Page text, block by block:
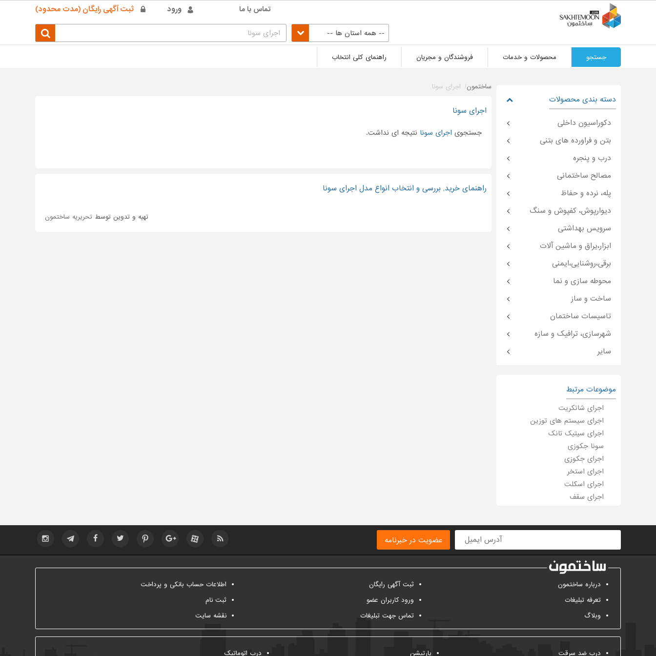
ورود ثبت آگهی رایگان (مدت محدود) تماس با ما
-- همه استان ها --
جستجو محصولات و خدمات فروشندگان و مجریان راهنمای کلی انتخاب
ساختمون اجرای سونا
اجرای سونا
جستجوی اجرای سونا نتیجه ای نداشت.
راهنمای خرید, بررسی و انتخاب انواع مدل اجرای سونا
تهیه و تدوین توسط تحریریه ساختمون
دسته بندی محصولات
دکوراسیون داخلی
بتن و فراورده های بتنی
درب و پنجره
مصالح ساختمانی
پله، نرده و حفاظ
دیوارپوش، کفپوش و سنگ
سرویس بهداشتی
ابزار،یراق و ماشین آلات
برقی،روشنایی،ایمنی
محوطه سازی و نما
ساخت و ساز
تاسیسات ساختمان
شهرسازی، ترافیک و سازه
سایر
موضوعات مرتبط
اجرای شاتکریت
اجرای سیستم های توزین
اجرای سیتیک تانک
سونا جکوزی
اجرای جکوزی
اجرای استخر
اجرای اسکلت
اجرای سقف
عضویت در خبرنامه
درباره ساختمون
تعرفه تبلیغات
وبلاگ
ثبت آگهی رایگان
ورود کاربران عضو
تماس جهت تبلیغات
اطلاعات حساب بانکی و پرداخت
ثبت نام
نقشه سایت
درب ضد سرقت پارتیشن درب اتوماتیک